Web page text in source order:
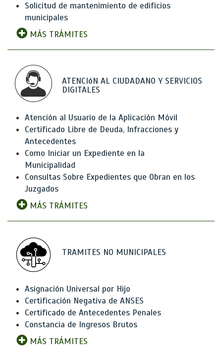
Solicitud de mantenimiento de edificios
municipales
MÁS TRÁMITES
ATENCIóN AL CIUDADANO Y SERVICIOS
DIGITALES
Atención al Usuario de la Aplicación Móvil
Certificado Libre de Deuda, Infracciones y
Antecedentes
Como Iniciar un Expediente en la
Municipalidad
Consultas Sobre Expedientes que Obran en los
Juzgados
MÁS TRÁMITES
TRAMITES NO MUNICIPALES
Asignación Universal por Hijo
Certificación Negativa de ANSES
Certificado de Antecedentes Penales
Constancia de Ingresos Brutos
MÁS TRÁMITES